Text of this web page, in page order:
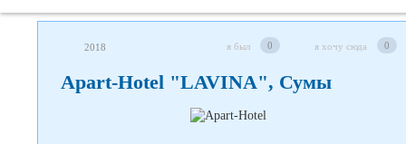
2018 я был 0 я хочу сюда 0
Apart-Hotel "LAVINA", Сумы